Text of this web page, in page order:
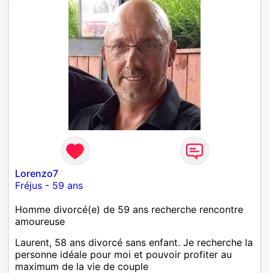
autant être trop locace. Je suis bourré de qualités
avec très peu de défauts. Je suis altruiste,
bienveillant, empathique, attentionné, honnête,
respectueux, doux de caractère et compréhensif : je
laisse « glisser » beaucoup de choses. Mais ne vous
m’éprenez pas Mesdames, si une personne que
j’aime me trahit une fois, il n’y aura pas de seconde
chance et je l’effacerai à « vitam eternam ».
Néanmoins, je suis un tout petit peu maniaque ainsi
qu’impatient. J’essaye de faire des efforts. Rien de
bien dramatique ! Du moins je le pense……Je suis un
homme facile à vivre. À vous si vous le souhaitez,
d’apprendre à me connaître davantage. J’en serai
ravi….A très bientôt je l’espère.
Lorenzo7
Fréjus - 59 ans
Homme divorcé(e) de 59 ans recherche rencontre
amoureuse
Laurent, 58 ans divorcé sans enfant. Je recherche la
personne idéale pour moi et pouvoir profiter au
maximum de la vie de couple